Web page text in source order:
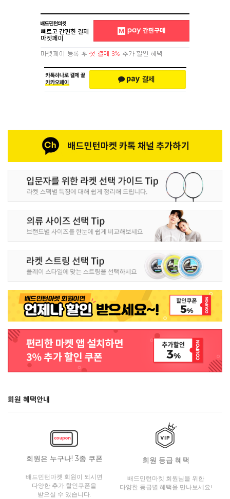
회원 혜택안내
회원은 누구나! 3종 쿠폰
배드민턴마켓 회원이 되시면
다양한 추가 할인쿠폰을
받으실 수 있습니다.
회원 등급 혜택
배드민턴마켓 회원님을 위한
다양한 등급별 혜택을 만나보세요!